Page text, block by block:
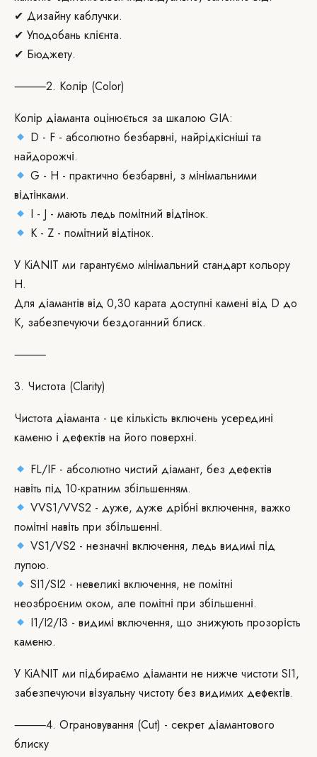
✔ Дизайну каблучки.
✔ Уподобань клієнта.
✔ Бюджету.
⸻2. Колір (Color)
Колір діаманта оцінюється за шкалою GIA:
D - F - абсолютно безбарвні, найрідкісніші та
найдорожчі.
G - H - практично безбарвні, з мінімальними
відтінками.
I - J - мають ледь помітний відтінок.
K - Z - помітний відтінок.
У KiANIT ми гарантуємо мінімальний стандарт кольору
H.
Для діамантів від 0,30 карата доступні камені від D до
K, забезпечуючи бездоганний блиск.
⸻
3. Чистота (Clarity)
Чистота діаманта - це кількість включень усередині
каменю і дефектів на його поверхні.
FL/IF - абсолютно чистий діамант, без дефектів
навіть під 10-кратним збільшенням.
VVS1/VVS2 - дуже, дуже дрібні включення, важко
помітні навіть при збільшенні.
VS1/VS2 - незначні включення, ледь видимі під
лупою.
SI1/SI2 - невеликі включення, не помітні
неозброєним оком, але помітні при збільшенні.
I1/I2/I3 - видимі включення, що знижують прозорість
каменю.
У KiANIT ми підбираємо діаманти не нижче чистоти SI1,
забезпечуючи візуальну чистоту без видимих дефектів.
⸻4. Ограновування (Cut) - секрет діамантового
блиску